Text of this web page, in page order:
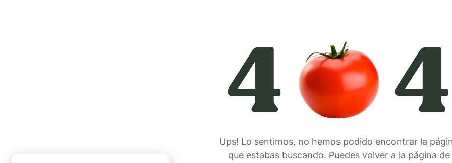
4 4
Ups! Lo sentimos, no hemos podido encontrar la
que estabas buscando. Puedes volver a la página de